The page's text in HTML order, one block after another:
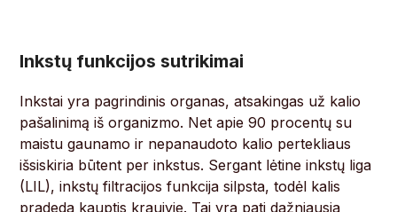
Inkstų funkcijos sutrikimai
Inkstai yra pagrindinis organas, atsakingas už kalio
pašalinimą iš organizmo. Net apie 90 procentų su
maistu gaunamo ir nepanaudoto kalio pertekliaus
išsiskiria būtent per inkstus. Sergant lėtine inkstų liga
(LIL), inkstų filtracijos funkcija silpsta, todėl kalis
pradeda kauptis kraujyje. Tai yra pati dažniausia